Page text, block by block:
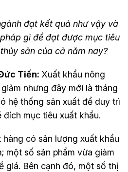
đạt kết quả như vậy và
gì để đạt được mục tiêu
sản của cả năm nay?
Tiến: Xuất khẩu nông
nhưng đây mới là tháng
hệ thống sản xuất để duy trì
mục tiêu xuất khẩu.
có sản lượng xuất khẩu
một số sản phẩm vừa giảm
giá. Bên cạnh đó, một số thị